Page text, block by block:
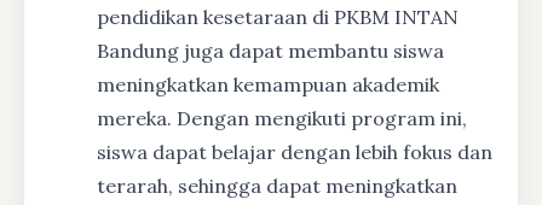
pendidikan kesetaraan di PKBM INTAN
Bandung juga dapat membantu siswa
meningkatkan kemampuan akademik
mereka. Dengan mengikuti program ini,
siswa dapat belajar dengan lebih fokus dan
terarah, sehingga dapat meningkatkan